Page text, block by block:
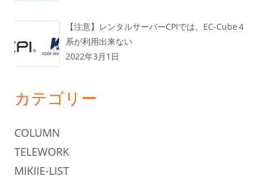
【注意】レンタルサーバーCPIでは、EC-Cube４
系が利用出来ない
2022年3月1日
カテゴリー
COLUMN
TELEWORK
MIKIIE-LIST